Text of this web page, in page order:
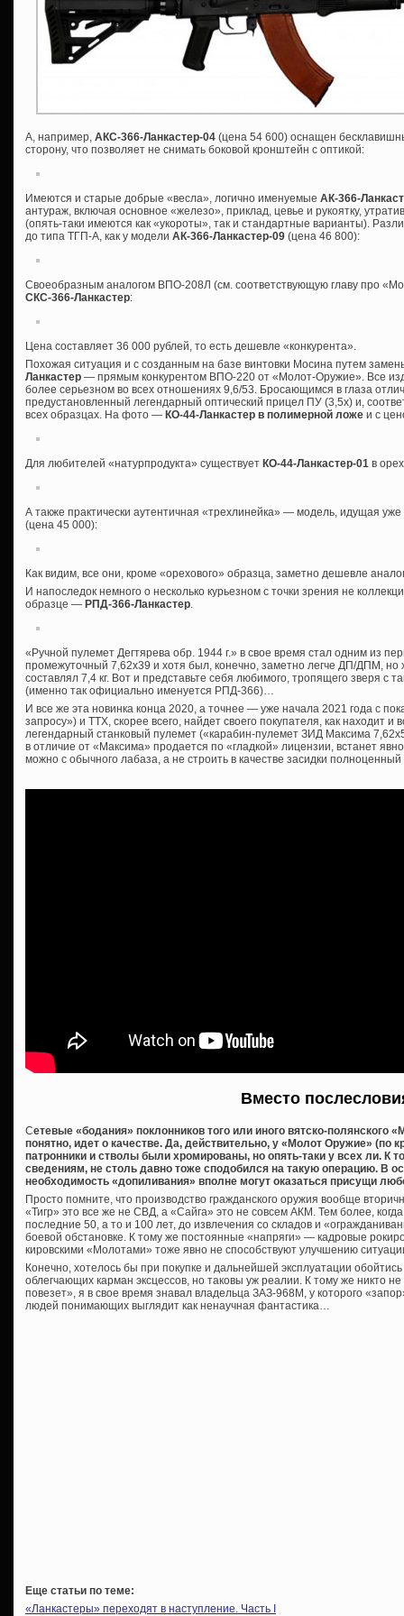
А, например, АКС-366-Ланкастер-04 (цена 54 600) оснащен
сторону, что позволяет не снимать боковой кронштейн с оптикой:
Имеются и старые добрые «весла», логично именуемые АК-366-
антураж, включая основное «железо», приклад, цевье и рукоятку,
(опять-таки имеются как «укороты», так и стандартные варианты).
до типа ТГП-А, как у модели АК-366-Ланкастер-09 (цена 46 800):
Своеобразным аналогом ВПО-208Л (см. соответствующую главу про
СКС-366-Ланкастер:
Цена составляет 36 000 рублей, то есть дешевле «конкурента».
Похожая ситуация и с созданным на базе винтовки Мосина путем
Ланкастер — прямым конкурентом ВПО-220 от «Молот-Оружие». Все
более серьезном во всех отношениях 9,6/53. Бросающимся в глаза
предустановленный легендарный оптический прицел ПУ (3,5х) и,
всех образцах. На фото — КО-44-Ланкастер в полимерной ложе и с
Для любителей «натурпродукта» существует КО-44-Ланкастер-01 в
А также практически аутентичная «трехлинейка» — модель, идущая
(цена 45 000):
Как видим, все они, кроме «орехового» образца, заметно дешевле
И напоследок немного о несколько курьезном с точки зрения не
образце — РПД-366-Ланкастер.
«Ручной пулемет Дегтярева обр. 1944 г.» в свое время стал одним из
промежуточный 7,62х39 и хотя был, конечно, заметно легче ДП/ДПМ, но
составлял 7,4 кг. Вот и представьте себя любимого, тропящего зверя с
(именно так официально именуется РПД-366)…
И все же эта новинка конца 2020, а точнее — уже начала 2021 года с
запросу») и ТТХ, скорее всего, найдет своего покупателя, как находит
легендарный станковый пулемет («карабин-пулемет ЗИД Максима
в отличие от «Максима» продается по «гладкой» лицензии, встанет
можно с обычного лабаза, а не строить в качестве засидки
Вместо
Сетевые «бодания» поклонников того или иного вятско-полянского
понятно, идет о качестве. Да, действительно, у «Молот Оружие» (по
патронники и стволы были хромированы, но опять-таки у всех ли. К
сведениям, не столь давно тоже сподобился на такую операцию. В
необходимость «допиливания» вполне могут оказаться присущи
Просто помните, что производство гражданского оружия вообще
«Тигр» это все же не СВД, а «Сайга» это не совсем АКМ. Тем более,
последние 50, а то и 100 лет, до извлечения со складов и
боевой обстановке. К тому же постоянные «напряги» — кадровые
кировскими «Молотами» тоже явно не способствуют улучшению
Конечно, хотелось бы при покупке и дальнейшей эксплуатации
облегчающих карман эксцессов, но таковы уж реалии. К тому же никто
повезет», я в свое время знавал владельца ЗАЗ-968М, у которого
людей понимающих выглядит как ненаучная фантастика…
Еще статьи по теме:
«Ланкастеры» переходят в наступление. Часть I